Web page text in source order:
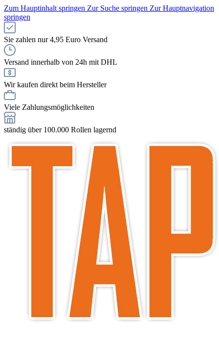
Zum Hauptinhalt springen Zur Suche springen Zur Hauptnavigation
springen
Sie zahlen nur 4,95 Euro Versand
Versand innerhalb von 24h mit DHL
Wir kaufen direkt beim Hersteller
Viele Zahlungsmöglichkeiten
ständig über 100.000 Rollen lagernd